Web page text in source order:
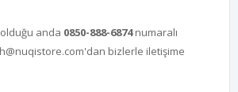
olduğu anda 0850-888-6874numaralı
'dan bizlerle iletişime